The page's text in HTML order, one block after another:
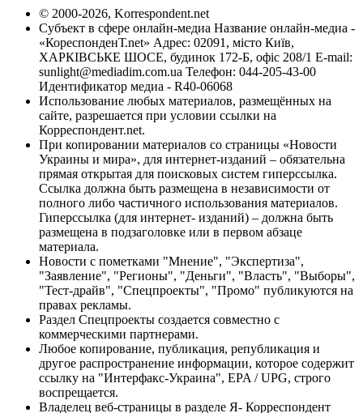
© 2000-2026, Korrespondent.net
Субъект в сфере онлайн-медиа Название онлайн-медиа -
«КореспонденТ.net» Адрес: 02091, місто Київ,
ХАРКІВСЬКЕ ШОСЕ, будинок 172-Б, офіс 208/1 E-mail:
sunlight@mediadim.com.ua Телефон: 044-205-43-00
Идентификатор медиа - R40-06068
Использование любых материалов, размещённых на
сайте, разрешается при условии ссылки на
Корреспондент.net.
При копировании материалов со страницы «Новости
Украины и мира», для интернет-изданий – обязательна
прямая открытая для поисковых систем гиперссылка.
Ссылка должна быть размещена в независимости от
полного либо частичного использования материалов.
Гиперссылка (для интернет- изданий) – должна быть
размещена в подзаголовке или в первом абзаце
материала.
Новости с пометками "Мнение", "Экспертиза",
"Заявление", "Регионы", "Деньги", "Власть", "Выборы",
"Тест-драйв", "Спецпроекты", "Промо" публикуются на
правах рекламы.
Раздел Спецпроекты создается совместно с
коммерческими партнерами.
Любое копирование, публикация, републикация и
другое распространение информации, которое содержит
ссылку на "Интерфакс-Украина", EPA / UPG, строго
воспрещается.
Владелец веб-страницы в разделе Я- Корреспондент